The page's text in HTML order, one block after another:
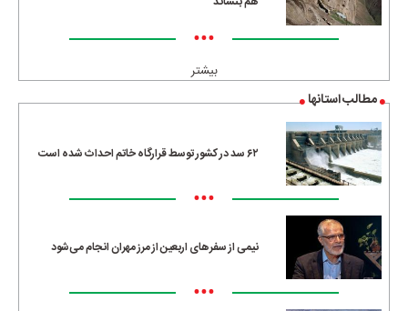
•••
بیشتر
مطالب استانها
۶۲ سد در کشور توسط قرارگاه خاتم احداث شده است
•••
نیمی از سفرهای اربعین از مرز مهران انجام می‌شود
•••